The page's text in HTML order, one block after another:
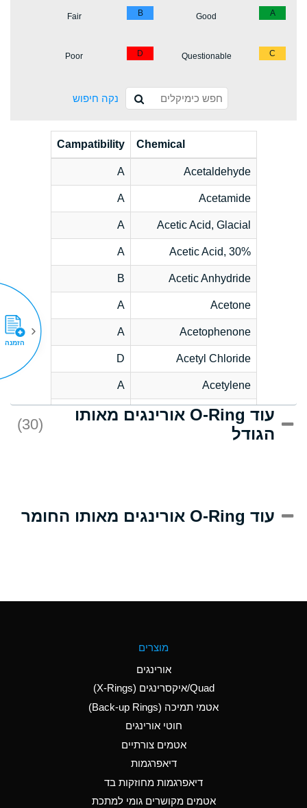
A
Good
B
Fair
C
Questionable
D
Poor
נקה חיפוש
Chemical
Campatibility
Acetaldehyde
A
Acetamide
A
Acetic Acid, Glacial
A
Acetic Acid, 30%
A
Acetic Anhydride
B
Acetone
A
Acetophenone
A
Acetyl Chloride
D
Acetylene
A
Acrlylonitrile
D
Adipic Acid
(Aqueous)
Aluminum Nitrate
(Aqueous)
Aluminum Phosphate
Ammonia Anhydrous
A
עוד O-Ring אורינגים מאותו
הגודל
(30)
עוד O-Ring אורינגים מאותו החומר
מוצרים
אורינגים
Quad/איקסרינגים (X-Rings)
אטמי תמיכה (Back-up Rings)
חוטי אורינגים
אטמים צורתיים
דיאפרגמות
דיאפרגמות מחוזקות בד
אטמים מקושרים גומי למתכת
הזמנה